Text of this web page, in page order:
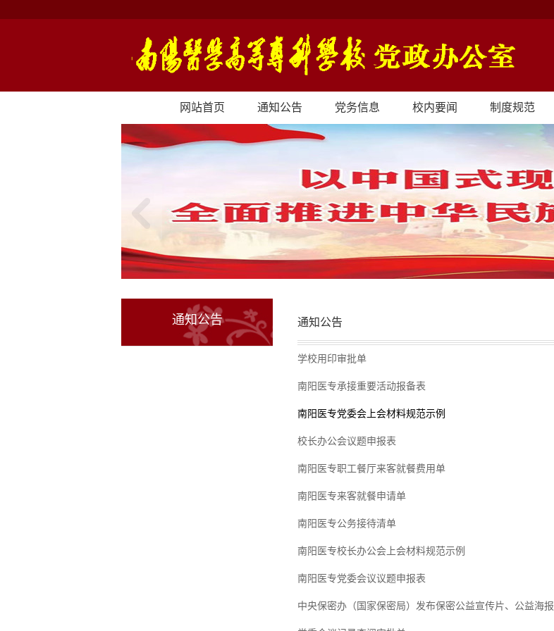
网站首页 通知公告 党务信息 校内要闻 制度规范
通知公告 通知公告
学校用印审批单
南阳医专承接重要活动报备表
南阳医专党委会上会材料规范示例
校长办公会议题申报表
南阳医专职工餐厅来客就餐费用单
南阳医专来客就餐申请单
南阳医专公务接待清单
南阳医专校长办公会上会材料规范示例
南阳医专党委会议议题申报表
中央保密办（国家保密局）发布保密公益宣传片、公益海报